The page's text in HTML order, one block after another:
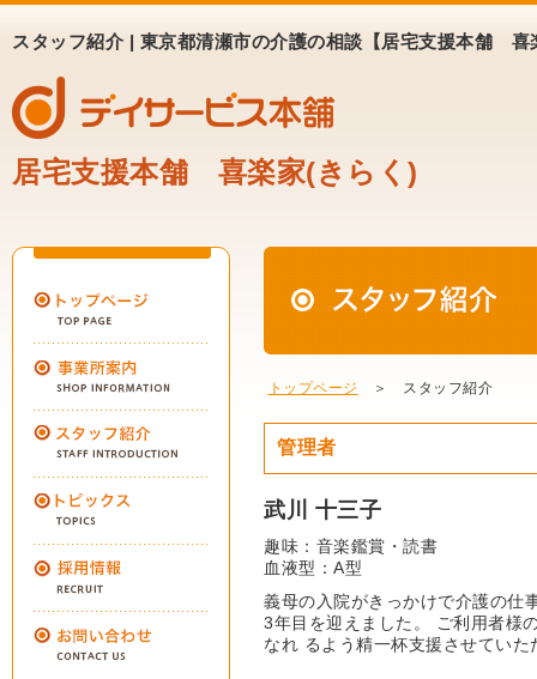
スタッフ紹介 | 東京都清瀬市の介護の相談【居宅支援本舗 喜
居宅支援本舗 喜楽家(きらく)
トップページ ＞ スタッフ紹介
管理者
武川 十三子
趣味：音楽鑑賞・読書
血液型：A型
義母の入院がきっかけで介護の仕
3年目を迎えました。 ご利用者様
なれ るよう精一杯支援させていた